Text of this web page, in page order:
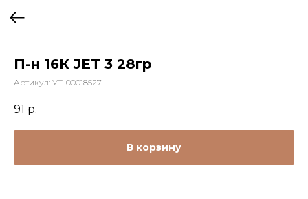
П-н 16К JET 3 28гр
Артикул: УТ-00018527
91 р.
В корзину